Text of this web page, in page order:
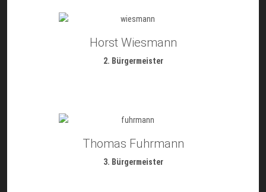
Horst Wiesmann
2. Bürgermeister
Thomas Fuhrmann
3. Bürgermeister